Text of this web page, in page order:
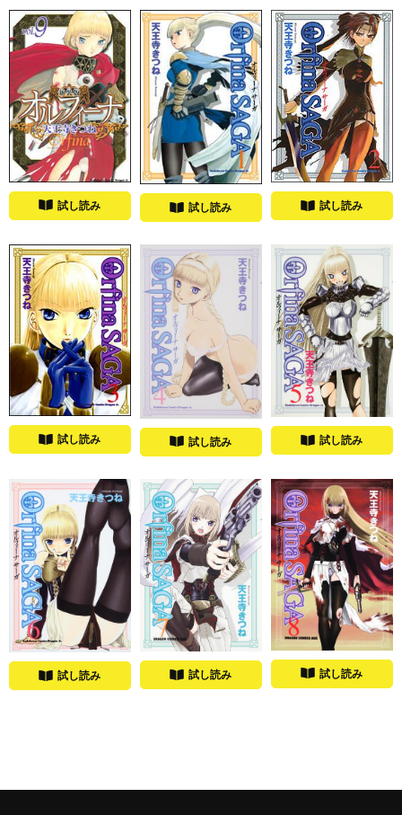
試し読み 試し読み 試し読み
試し読み 試し読み 試し読み
試し読み 試し読み 試し読み